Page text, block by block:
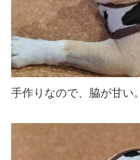
手作りなので、脇が甘い。